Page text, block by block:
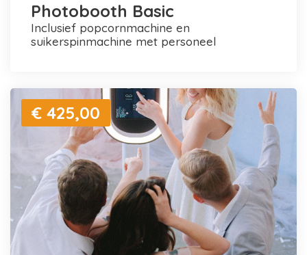
Photobooth Basic
inclusief popcornmachine en
suikerspinmachine met personeel
€ 425,00